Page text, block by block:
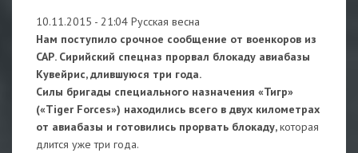
10.11.2015 - 21:04 Русская весна
Нам поступило срочное сообщение от военкоров из
САР. Сирийский спецназ прорвал блокаду авиабазы
Кувейрис, длившуюся три года.
Силы бригады специального назначения «Тигр»
(«Tiger Forces») находились всего в двух километрах
от авиабазы и готовились прорвать блокаду,которая
длится уже три года.